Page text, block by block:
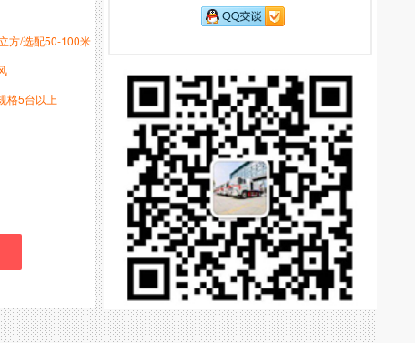
方/选配50-100米
格5台以上